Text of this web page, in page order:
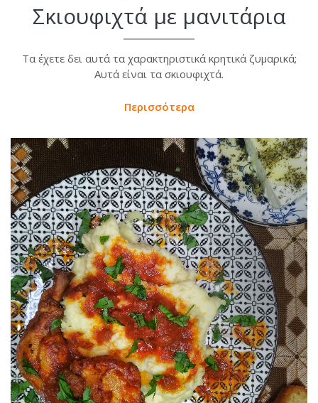
Σκιουφιχτά με μανιτάρια
Τα έχετε δει αυτά τα χαρακτηριστικά κρητικά ζυμαρικά;
Αυτά είναι τα σκιουφιχτά.
Περισσότερα